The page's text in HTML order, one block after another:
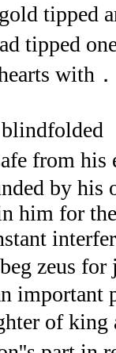
tipped
tipped
with．
from
by his
him for
zeus
important
of king